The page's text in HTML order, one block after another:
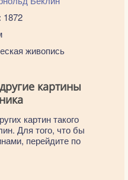
1872
живопись
картины
картин такого
Для того, что бы
перейдите по